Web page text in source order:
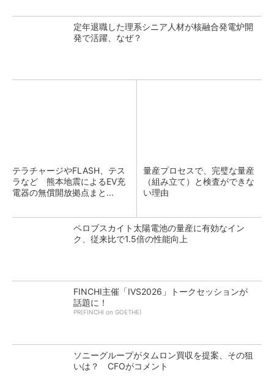
定年退職した理系シニア人材が核融合発電炉開
発で活躍、なぜ？
テラチャージやFLASH、テス
ラなど 熊本地震によるEV充
電器の無償開放拠点まと...
量産プロセスで、完璧な量産
（組み立て）と検査ができな
い理由
ペロブスカイト太陽電池の量産に有効なイン
ク、従来比で1.5倍の性能向上
FINCHI主催「IVS2026」トークセッションが
話題に！
PR(FINCHI on GOETHE)
ソニーグループがタムロン買収を提案、その狙
いは？ CFOがコメント